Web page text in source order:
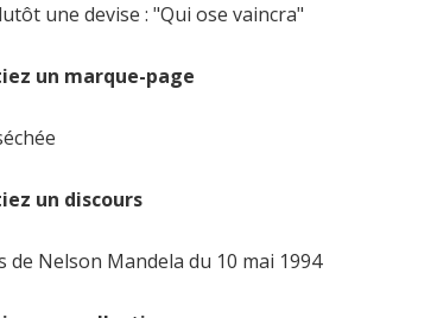
une devise : "Qui ose vaincra"
un marque-page
un discours
de Nelson Mandela du 10 mai 1994